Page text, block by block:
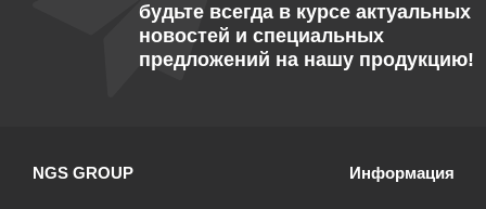
будьте всегда в курсе актуальных
новостей и специальных
предложений на нашу продукцию!
NGS GROUP Информация